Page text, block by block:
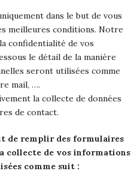
dans le but de vous
meilleures conditions. Notre
confidentialité de vos
le détail de la manière
seront utilisées comme
mail, ….
la collecte de données
de contact.
de remplir des formulaires
collecte de vos informations
comme suit :